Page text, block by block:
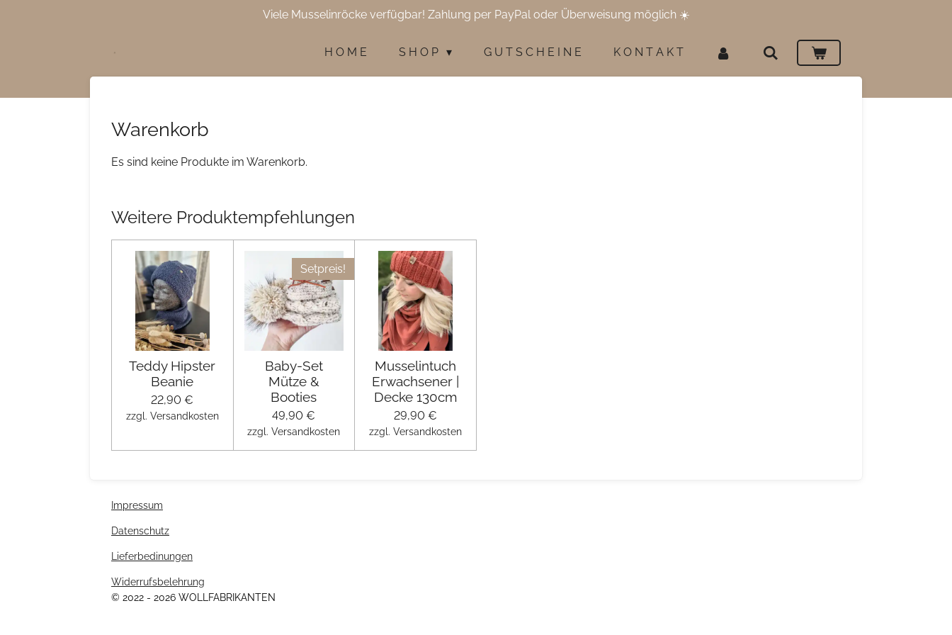
Viele Musselinröcke verfügbar! Zahlung per PayPal oder Überweisung möglich ☀️
H O M E S H O P G U T S C H E I N E K O N T A K T
Warenkorb
Es sind keine Produkte im Warenkorb.
Weitere Produktempfehlungen
Teddy Hipster
Beanie
22,90 €
zzgl. Versandkosten
Setpreis!
Baby-Set
Mütze &
Booties
49,90 €
zzgl. Versandkosten
Musselintuch
Erwachsener |
Decke 130cm
29,90 €
zzgl. Versandkosten
Impressum
Datenschutz
Lieferbedinungen
Widerrufsbelehrung
© 2022 - 2026 WOLLFABRIKANTEN